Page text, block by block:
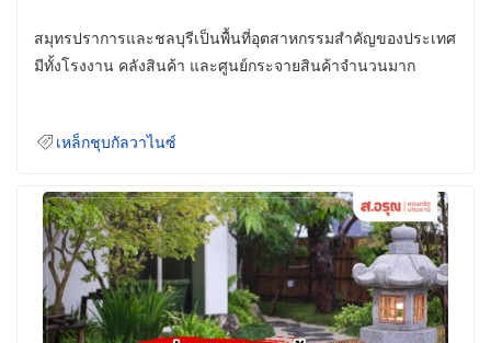
สมุทรปราการและชลบุรีเป็นพื้นที่อุตสาหกรรมสำคัญของประเทศ
มีทั้งโรงงาน คลังสินค้า และศูนย์กระจายสินค้าจำนวนมาก
เหล็กชุบกัลวาไนซ์